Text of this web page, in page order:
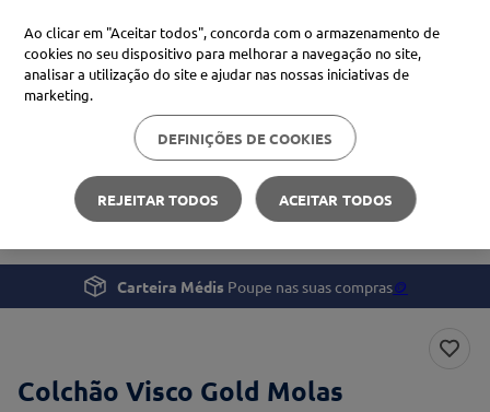
Procure no Marketplace Médis
Pesquisas mais comuns
xiaomi
4º cerave
Bem-estar
Colchão Visco Gold Molas Ensacadas PortugalFlex
Carteira Médis Poupe nas suas compras🪙
Colchão Visco Gold Molas
Ao clicar em "Aceitar todos", concorda com o armazenamento de
cookies no seu dispositivo para melhorar a navegação no site,
analisar a utilização do site e ajudar nas nossas iniciativas de
marketing.
DEFINIÇÕES DE COOKIES
REJEITAR TODOS ACEITAR TODOS